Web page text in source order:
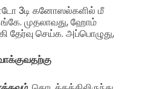
3டி கனோஸல்களில் மீ
முதலாவது, ஹோம்
தேர்வு செய்க. அப்பொழுது,